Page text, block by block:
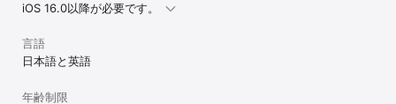
iOS 16.0以降が必要です。
言語
日本語と英語
年齢制限